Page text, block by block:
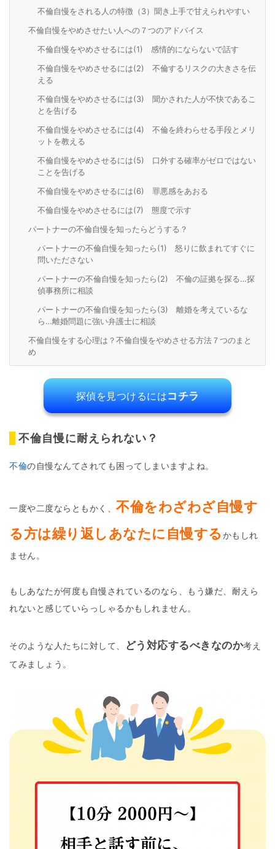
不倫自慢をされる人の特徴（3）聞き上手で甘えられやすい
不倫自慢をやめさせたい人への７つのアドバイス
不倫自慢をやめさせるには(1) 感情的にならないで話す
不倫自慢をやめさせるには(2) 不倫するリスクの大きさを伝
える
不倫自慢をやめさせるには(3) 聞かされた人が不快であるこ
とを告げる
不倫自慢をやめさせるには(4) 不倫を終わらせる手段とメリ
ットを教える
不倫自慢をやめさせるには(5) 口外する確率がゼロではない
ことを告げる
不倫自慢をやめさせるには(6) 罪悪感をあおる
不倫自慢をやめさせるには(7) 態度で示す
パートナーの不倫自慢を知ったらどうする？
パートナーの不倫自慢を知ったら(1) 怒りに飲まれてすぐに
問いたださない
パートナーの不倫自慢を知ったら(2) 不倫の証拠を探る…探
偵事務所に相談
パートナーの不倫自慢を知ったら(3) 離婚を考えているな
ら…離婚問題に強い弁護士に相談
不倫自慢をする心理は？不倫自慢をやめさせる方法７つのまと
め
探偵を見つけるにはコチラ
不倫自慢に耐えられない？
不倫の自慢なんてされても困ってしまいますよね。
一度や二度ならともかく、 不倫をわざわざ自慢す
る方は繰り返しあなたに自慢する かもしれ
ません。
もしあなたが何度も自慢されているのなら、もう嫌だ、耐えら
れないと感じていらっしゃるかもしれません。
そのような人たちに対して、 どう対応するべきなのか考え
てみましょう。